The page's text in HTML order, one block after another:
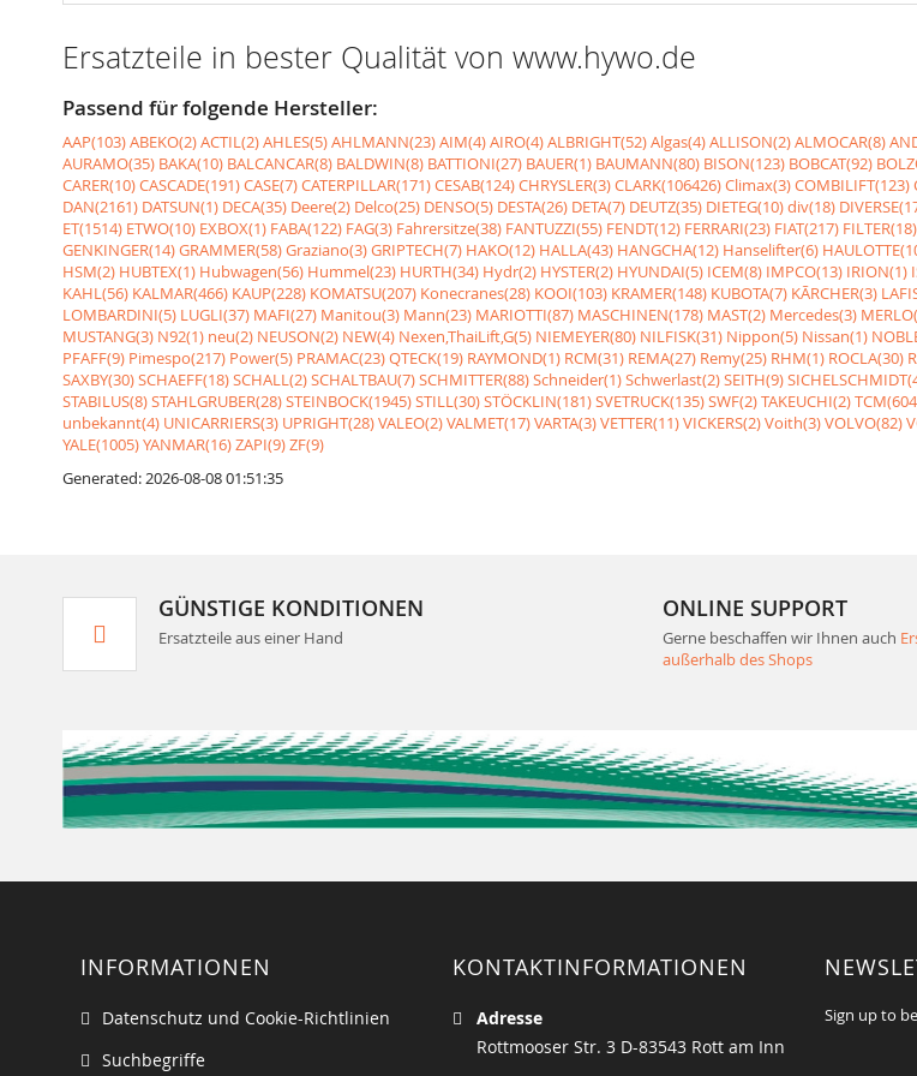
Ersatzteile in bester Qualität von www.hywo.de
Passend für folgende Hersteller:
AAP(103)ABEKO(2)ACTIL(2)AHLES(5)AHLMANN(23)AIM(4)AIRO(4)ALBRIGHT(52)Algas(4)ALLISON(2)ALMOCAR(8)
AURAMO(35) BAKA(10) BALCANCAR(8) BALDWIN(8) BATTIONI(27) BAUER(1) BAUMANN(80) BISON(123) BOBCAT(92)
CARER(10)CASCADE(191)CASE(7)CATERPILLAR(171)CESAB(124)CHRYSLER(3)CLARK(106426)Climax(3)COMBILIFT(123)
DAN(2161) DATSUN(1) DECA(35) Deere(2) Delco(25) DENSO(5) DESTA(26) DETA(7) DEUTZ(35) DIETEG(10)div(18)
ET(1514) ETWO(10) EXBOX(1) FABA(122) FAG(3) Fahrersitze(38) FANTUZZI(55) FENDT(12) FERRARI(23) FIAT(217) FILTER(18)
GENKINGER(14)GRAMMER(58)Graziano(3)GRIPTECH(7) HAKO(12) HALLA(43) HANGCHA(12) Hanselifter(6)
HSM(2) HUBTEX(1) Hubwagen(56) Hummel(23) HURTH(34) Hydr(2) HYSTER(2) HYUNDAI(5) ICEM(8) IMPCO(13) IRION(1)
KAHL(56) KALMAR(466) KAUP(228) KOMATSU(207) Konecranes(28) KOOI(103) KRAMER(148) KUBOTA(7) KÃRCHER(3)
LOMBARDINI(5) LUGLI(37) MAFI(27) Manitou(3) Mann(23) MARIOTTI(87) MASCHINEN(178) MAST(2) Mercedes(3)
MUSTANG(3) N92(1) neu(2) NEUSON(2) NEW(4) Nexen,ThaiLift,G(5) NIEMEYER(80) NILFISK(31) Nippon(5) Nissan(1)
PFAFF(9) Pimespo(217) Power(5) PRAMAC(23)QTECK(19) RAYMOND(1) RCM(31) REMA(27) Remy(25) RHM(1) ROCLA(30)
SAXBY(30)SCHAEFF(18)SCHALL(2)SCHALTBAU(7)SCHMITTER(88)Schneider(1)Schwerlast(2)SEITH(9)
STABILUS(8)STAHLGRUBER(28)STEINBOCK(1945)STILL(30)STÖCKLIN(181)SVETRUCK(135)SWF(2)TAKEUCHI(2)
unbekannt(4) UNICARRIERS(3) UPRIGHT(28)VALEO(2)VALMET(17)VARTA(3)VETTER(11)VICKERS(2)Voith(3)VOLVO(82)
YALE(1005)YANMAR(16)ZAPI(9)ZF(9)
Generated: 2026-08-08 01:51:35
GÜNSTIGE KONDITIONEN
Ersatzteile aus einer Hand
ONLINE SUPPORT
Gerne beschaffen wir Ihnen auch
außerhalb des Shops
INFORMATIONEN
Datenschutz und Cookie-Richtlinien
Suchbegriffe
KONTAKTINFORMATIONEN
Adresse
Rottmooser Str. 3 D-83543 Rott am Inn
Sign up to